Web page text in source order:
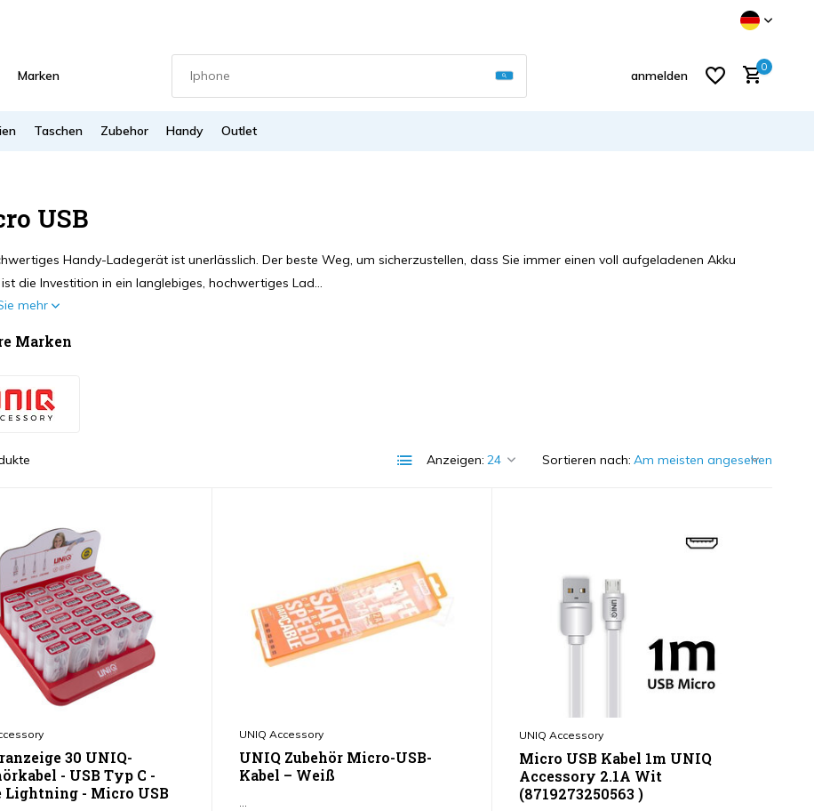
Marken
Verwende die Pfeile nach oben und unten, um
anmelden
0
Taschen Zubehor Handy Outlet
USB
Handy-Ladegerät ist unerlässlich. Der beste Weg, um sicherzustellen, dass Sie immer einen voll aufgeladenen Akku
die Investition in ein langlebiges, hochwertiges Lad...
mehr
Marken
Anzeigen: Sortieren nach:
30 UNIQ-
- USB Typ C -
Lightning - Micro USB
UNIQ Accessory
UNIQ Zubehör Micro-USB-
Kabel – Weiß
...
UNIQ Accessory
Micro USB Kabel 1m UNIQ
Accessory 2.1A Wit
(8719273250563 )